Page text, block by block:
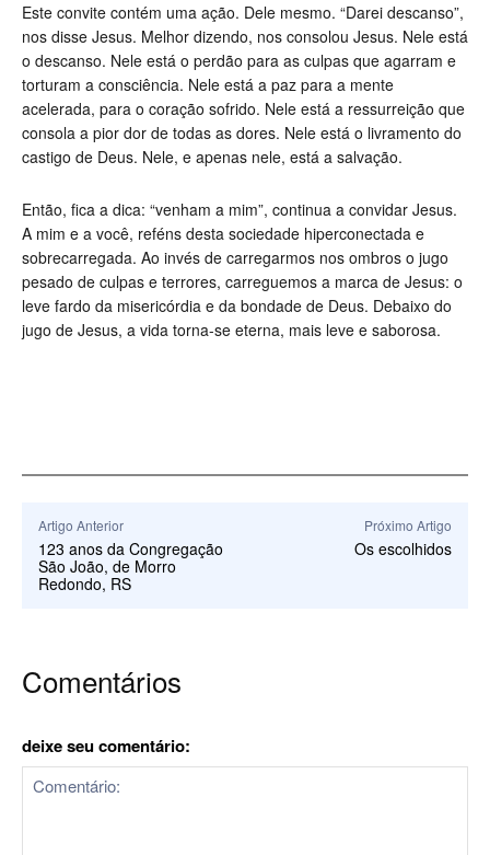
Este convite contém uma ação. Dele mesmo. “Darei descanso”,
nos disse Jesus. Melhor dizendo, nos consolou Jesus. Nele está
o descanso. Nele está o perdão para as culpas que agarram e
torturam a consciência. Nele está a paz para a mente
acelerada, para o coração sofrido. Nele está a ressurreição que
consola a pior dor de todas as dores. Nele está o livramento do
castigo de Deus. Nele, e apenas nele, está a salvação.
Então, fica a dica: “venham a mim”, continua a convidar Jesus.
A mim e a você, reféns desta sociedade hiperconectada e
sobrecarregada. Ao invés de carregarmos nos ombros o jugo
pesado de culpas e terrores, carreguemos a marca de Jesus: o
leve fardo da misericórdia e da bondade de Deus. Debaixo do
jugo de Jesus, a vida torna-se eterna, mais leve e saborosa.
Artigo Anterior
123 anos da Congregação
São João, de Morro
Redondo, RS
Próximo Artigo
Os escolhidos
Comentários
deixe seu comentário: